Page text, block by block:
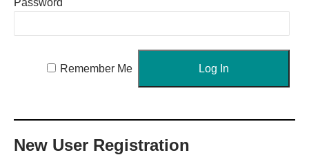
Password
Remember Me
New User Registration